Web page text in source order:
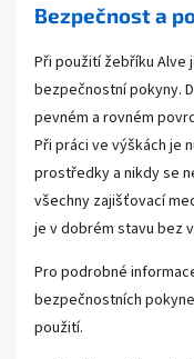
Bezpečnost a
Při použití žebříku Alve
bezpečnostní pokyny.
pevném a rovném
Při práci ve výškách je
prostředky a nikdy se
všechny zajišťovací
je v dobrém stavu bez
Pro podrobné
bezpečnostních
použití.